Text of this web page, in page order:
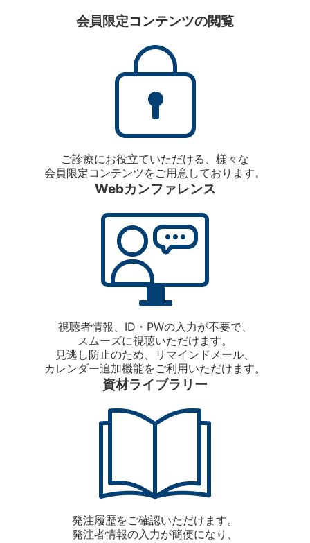
会員限定コンテンツの閲覧
ご診療にお役立ていただける、様々な
会員限定コンテンツをご用意しております。
Webカンファレンス
視聴者情報、ID・PWの入力が不要で、
スムーズに視聴いただけます。
見逃し防止のため、リマインドメール、
カレンダー追加機能をご利用いただけます。
資材ライブラリー
発注履歴をご確認いただけます。
発注者情報の入力が簡便になり、